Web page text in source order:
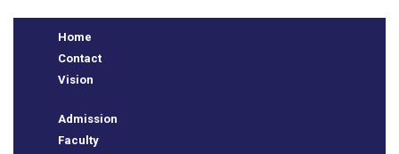
Home
Contact
Vision
Admission
Faculty